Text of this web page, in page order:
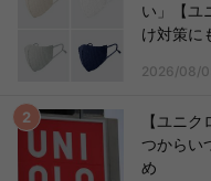
い」【ユ
け対策に
2026/08/
【ユニ
つからい
め